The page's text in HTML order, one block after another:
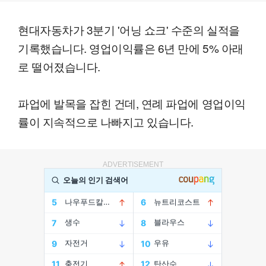
현대자동차가 3분기 '어닝 쇼크' 수준의 실적을
기록했습니다. 영업이익률은 6년 만에 5% 아래
로 떨어졌습니다.
파업에 발목을 잡힌 건데, 연례 파업에 영업이익
률이 지속적으로 나빠지고 있습니다.
ADVERTISEMENT